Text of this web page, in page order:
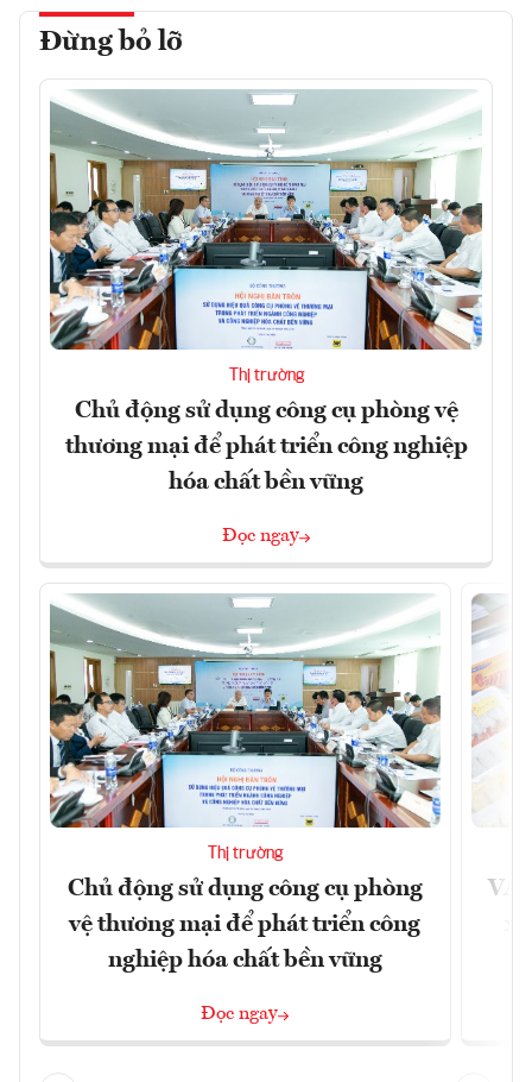
Đừng bỏ lỡ
Thị trường
Chủ động sử dụng công cụ phòng vệ
thương mại để phát triển công nghiệp
hóa chất bền vững
Đọc ngay
Thị trường
Chủ động sử dụng công cụ phòng
vệ thương mại để phát triển công
nghiệp hóa chất bền vững
Đọc ngay